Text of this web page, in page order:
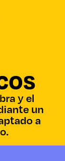
y el
un
a